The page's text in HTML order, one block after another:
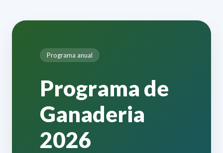
Programa anual
Programa de
Ganaderia
2026